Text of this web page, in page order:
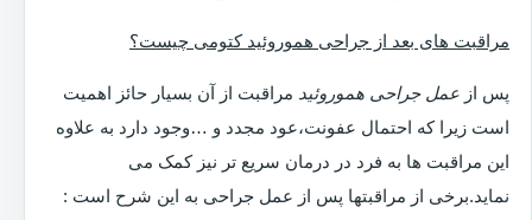
مراقبت های بعد از جراحی هموروئید کتومی چیست؟
پس از عمل جراحی هموروئید مراقبت از آن بسیار حائز اهمیت
است زیرا که احتمال عفونت،عود مجدد و …وجود دارد به علاوه
این مراقبت ها به فرد در درمان سریع تر نیز کمک می
نماید.برخی از مراقبتها پس از عمل جراحی به این شرح است :